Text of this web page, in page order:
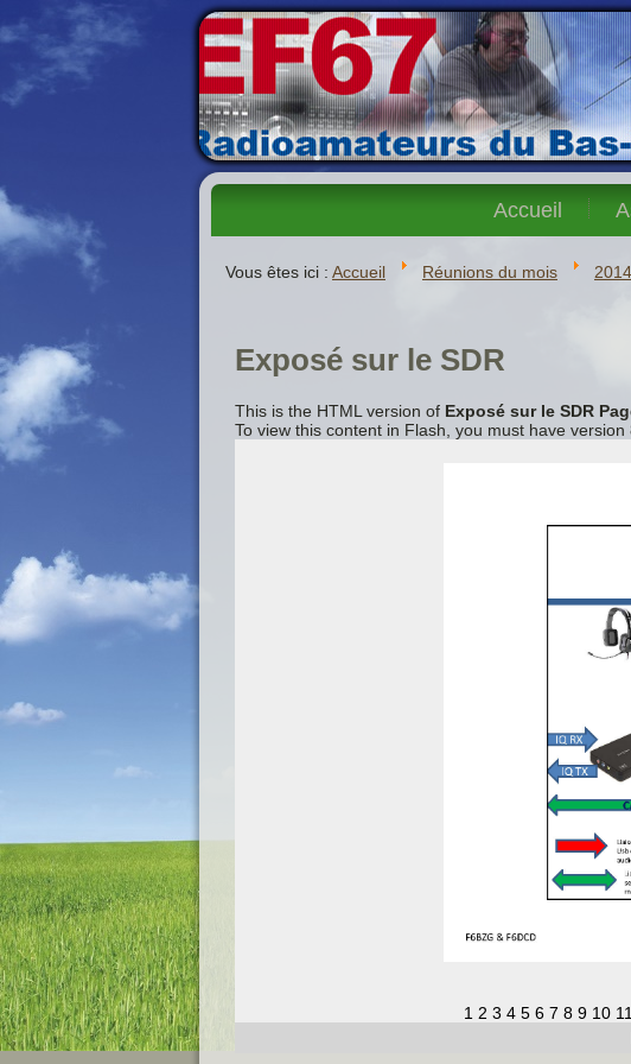
Accueil
Vous êtes ici : Accueil Réunions du mois 2014
Exposé sur le SDR
This is the HTML version of Exposé sur le SDR
To view this content in Flash, you must have
1 2 3 4 5 6 7 8 9 10 11